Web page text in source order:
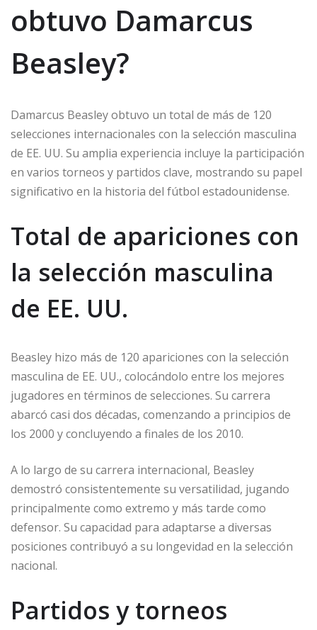
obtuvo Damarcus
Beasley?
Damarcus Beasley obtuvo un total de más de 120
selecciones internacionales con la selección masculina
de EE. UU. Su amplia experiencia incluye la participación
en varios torneos y partidos clave, mostrando su papel
significativo en la historia del fútbol estadounidense.
Total de apariciones con
la selección masculina
de EE. UU.
Beasley hizo más de 120 apariciones con la selección
masculina de EE. UU., colocándolo entre los mejores
jugadores en términos de selecciones. Su carrera
abarcó casi dos décadas, comenzando a principios de
los 2000 y concluyendo a finales de los 2010.
A lo largo de su carrera internacional, Beasley
demostró consistentemente su versatilidad, jugando
principalmente como extremo y más tarde como
defensor. Su capacidad para adaptarse a diversas
posiciones contribuyó a su longevidad en la selección
nacional.
Partidos y torneos